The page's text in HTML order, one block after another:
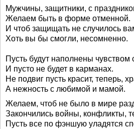
Мужчины, защитники, с
Желаем быть в форме отменной.
И чтоб защищать не случилось
Хоть вы бы смогли, несомненно.
Пусть будут наполнены чувством
И пусто не будет в карманах.
Не подвиг пусть красит, теперь,
А нежность с любимой и мамой.
Желаем, чтоб не было в мире
Закончились войны, конфликты,
Пусть все по фэншую уладятся